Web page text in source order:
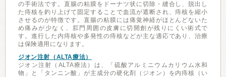
の手術法です。直腸の粘膜をドーナツ状に切除・縫合し、脱出し
た痔核を釣り上げて固定することで血流が遮断され、痔核を縮小
させるのが特徴です。直腸の粘膜には痛覚神経がほとんどないた
め痛みが少なく、肛門周囲の皮膚に切開創が残りにくい術式で
す。進行した内痔核や多発性の痔核などが主な適応であり、治療
は保険適用になります。
ジオン注射（ALTA療法）
ジオン注射（ALTA療法）は、「硫酸アルミニウムカリウム水和
物」と「タンニン酸」が主成分の硬化剤（ジオン）を内痔核（い